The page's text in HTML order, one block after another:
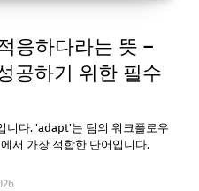
응하다라는 뜻 –
공하기 위한 필수
니다. 'adapt'는 팀의 워크플로우
서 가장 적합한 단어입니다.